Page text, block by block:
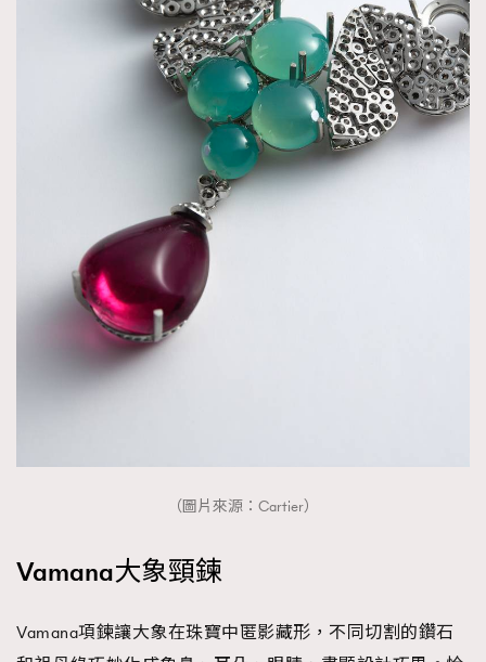
（圖片來源：Cartier）
Vamana大象頸鍊
Vamana項鍊讓大象在珠寶中匿影藏形，不同切割的鑽石